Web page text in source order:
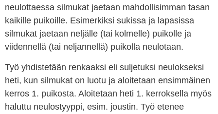
neulottaessa silmukat jaetaan mahdollisimman tasan
kaikille puikoille. Esimerkiksi sukissa ja lapasissa
silmukat jaetaan neljälle (tai kolmelle) puikolle ja
viidennellä (tai neljannellä) puikolla neulotaan.
Työ yhdistetään renkaaksi eli suljetuksi neulokseksi
heti, kun silmukat on luotu ja aloitetaan ensimmäinen
kerros 1. puikosta. Aloitetaan heti 1. kerroksella myös
haluttu neulostyyppi, esim. joustin. Työ etenee